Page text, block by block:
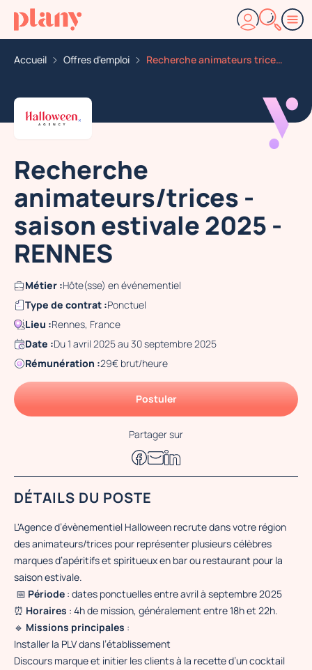
Accueil Offres d'emploi Recherche animateurs trices saison estivale 2025 renne
Recherche
animateurs/trices -
saison estivale 2025 -
RENNES
Métier :Hôte(sse) en événementiel
Type de contrat :Ponctuel
Lieu :Rennes, France
Date :Du 1 avril 2025 au 30 septembre 2025
Rémunération :29€ brut/heure
Postuler
Partager sur
DÉTAILS DU POSTE
L'Agence d’évènementiel Halloween recrute dans votre région
des animateurs/trices pour représenter plusieurs célèbres
marques d’apéritifs et spiritueux en bar ou restaurant pour la
saison estivale.
📅 Période : dates ponctuelles entre avril à septembre 2025
⏰ Horaires : 4h de mission, généralement entre 18h et 22h.
🔹 Missions principales :
Installer la PLV dans l’établissement
Discours marque et initier les clients à la recette d’un cocktail